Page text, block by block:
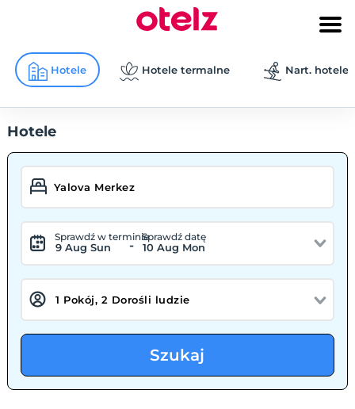
Hotele Hotele termalne Nart. hotele
Hotele
Sprawdź w terminie
9 Aug Sun -
Sprawdź datę
10 Aug Mon
Szukaj